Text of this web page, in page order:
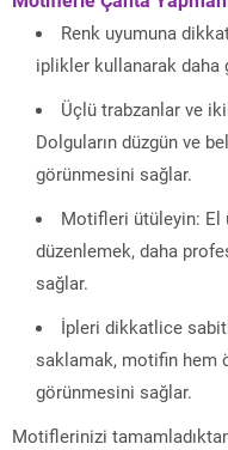
Renk uyumuna
iplikler kullanarak daha
Üçlü trabzanlar ve
Dolguların düzgün ve
görünmesini sağlar.
Motifleri ütüleyin: El
düzenlemek, daha
sağlar.
İpleri dikkatlice
saklamak, motifin hem
görünmesini sağlar.
Motiflerinizi